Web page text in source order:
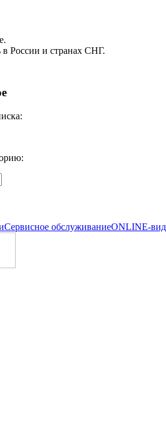
в России и странах СНГ.
Сервисное обслуживаниеONLINE-